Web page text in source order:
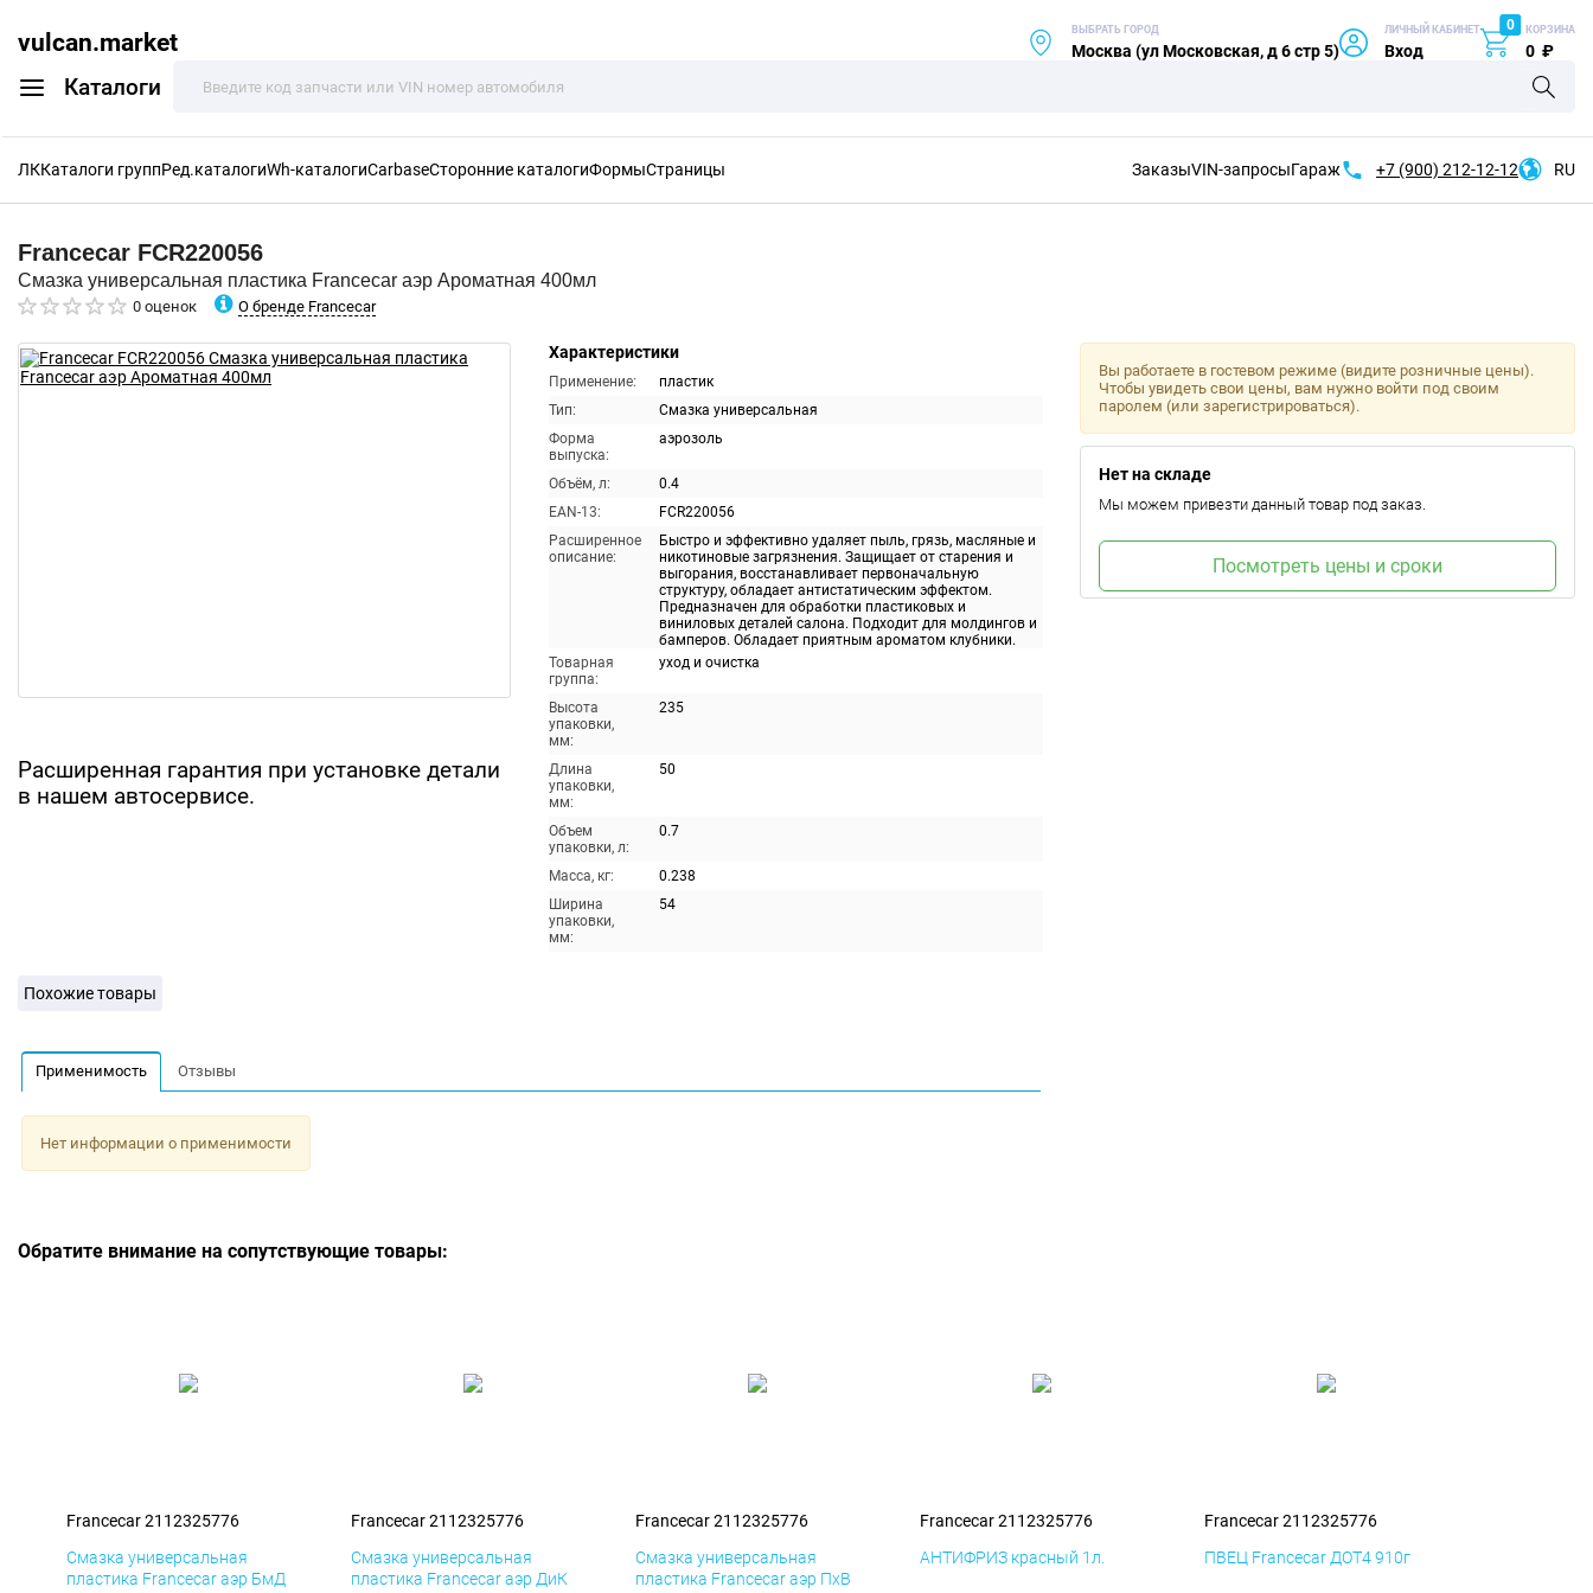
vulcan.market
Каталоги
ВЫБРАТЬ ГОРОД
Москва (ул Московская, д 6 стр 5)
ЛИЧНЫЙ КАБИНЕТ
Вход
0 КОРЗИНА
0 ₽
ЛККаталоги группРед.каталогиWh-каталогиCarbaseСторонние каталогиФормыСтраницы ЗаказыVIN-запросыГараж +7 (900) 212-12-12 RU
Francecar FCR220056
Смазка универсальная пластика Francecar аэр Ароматная 400мл
0 оценок О бренде Francecar
Расширенная гарантия при установке детали
в нашем автосервисе.
Характеристики
Применение:
пластик
Тип:
Смазка универсальная
Форма
выпуска:
аэрозоль
Объём, л:
0.4
EAN-13:
FCR220056
Расширенное
описание:
Быстро и эффективно удаляет пыль, грязь, масляные и
никотиновые загрязнения. Защищает от старения и
выгорания, восстанавливает первоначальную
структуру, обладает антистатическим эффектом.
Предназначен для обработки пластиковых и
виниловых деталей салона. Подходит для молдингов и
бамперов. Обладает приятным ароматом клубники.
Товарная
группа:
уход и очистка
Высота
упаковки,
мм:
235
Длина
упаковки,
мм:
50
Объем
упаковки, л:
0.7
Масса, кг:
0.238
Ширина
упаковки,
мм:
54
Вы работаете в гостевом режиме (видите розничные цены).
Чтобы увидеть свои цены, вам нужно войти под своим
паролем (или зарегистрироваться).
Нет на складе
Мы можем привезти данный товар под заказ.
Посмотреть цены и сроки
Похожие товары
Применимость Отзывы
Нет информации о применимости
Обратите внимание на сопутствующие товары:
Francecar 2112325776
Смазка универсальная
пластика Francecar аэр БмД
Francecar 2112325776
Смазка универсальная
пластика Francecar аэр ДиК
Francecar 2112325776
Смазка универсальная
пластика Francecar аэр ПхВ
Francecar 2112325776
АНТИФРИЗ красный 1л.
Francecar 2112325776
ПВЕЦ Francecar ДОТ4 910г